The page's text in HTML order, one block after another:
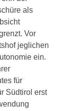
als
Vor
jeglichen
ein.
für
Südtirol erst